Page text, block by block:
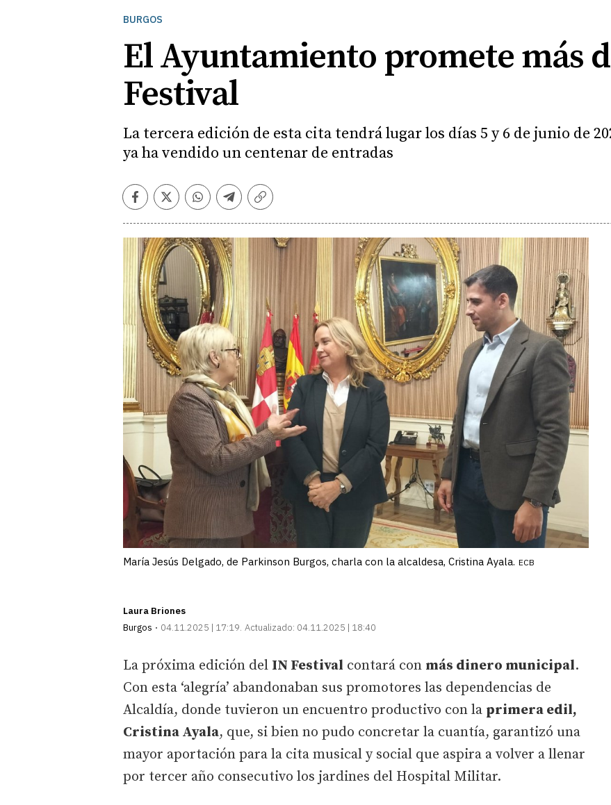
BURGOS
El Ayuntamiento promete más
Festival
La tercera edición de esta cita tendrá lugar los días 5 y 6 de junio de
ya ha vendido un centenar de entradas
Facebook
TwitterWhatsapp
Telegram
Copiar
María Jesús Delgado, de Parkinson Burgos, charla con la alcaldesa, Cristina Ayala. ECB
Laura Briones
Burgos
04.11.2025 | 17:19 Actualizado: 04.11.2025 | 18:40
La próxima edición del IN Festival contará con más dinero municipal.
Con esta ‘alegría’ abandonaban sus promotores las dependencias de
Alcaldía, donde tuvieron un encuentro productivo con la primera edil,
Cristina Ayala, que, si bien no pudo concretar la cuantía, garantizó una
mayor aportación para la cita musical y social que aspira a volver a llenar
por tercer año consecutivo los jardines del Hospital Militar.